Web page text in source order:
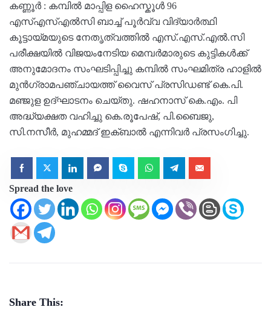
കണ്ണൂർ : കമ്പിൽ മാപ്പിള ഹൈസ്കൂൾ 96
എസ്എസ്എൽസി ബാച്ച് പൂർവ്വ വിദ്യാർത്ഥി
കൂട്ടായ്മയുടെ നേതൃത്വത്തിൽ എസ്.എസ്.എൽ.സി
പരീക്ഷയിൽ വിജയംനേടിയ മെമ്പർമാരുടെ കുട്ടികൾക്ക്
അനുമോദനം സംഘടിപ്പിച്ചു കമ്പിൽ സംഘമിത്ര ഹാളിൽ
മുൻഗ്രാമപഞ്ചായത്ത് വൈസ് പ്രസിഡണ്ട് കെ.പി.
മഞ്ജുള ഉദ്ഘാടനം ചെയ്തു. ഷഹനാസ് കെ.എം. പി
അദ്ധ്യക്ഷത വഹിച്ചു കെ.രൂപേഷ്, പി.ബൈജു,
സി.നസീർ, മുഹമ്മദ് ഇക്ബാൽ എന്നിവർ പ്രസംഗിച്ചു.
Spread the love
Share This: